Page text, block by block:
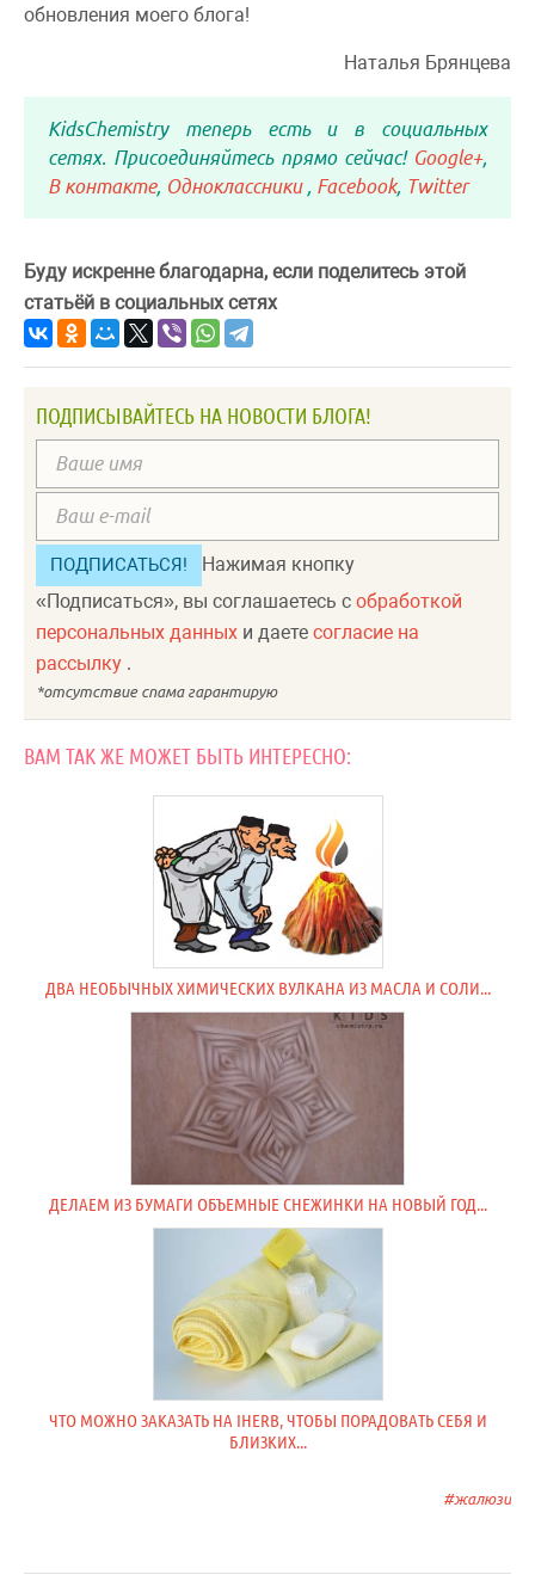
обновления моего блога!
Наталья Брянцева
KidsChemistry теперь есть и в социальных
сетях. Присоединяйтесь прямо сейчас! Google+,
В контакте, Одноклассники , Facebook, Twitter
Буду искренне благодарна, если поделитесь этой
статьёй в социальных сетях
ПОДПИСЫВАЙТЕСЬ НА НОВОСТИ БЛОГА!
Нажимая кнопку
«Подписаться», вы соглашаетесь с обработкой
персональных данных и даете согласие на
рассылку .
ВАМ ТАК ЖЕ МОЖЕТ БЫТЬ ИНТЕРЕСНО:
ДВА НЕОБЫЧНЫХ ХИМИЧЕСКИХ ВУЛКАНА ИЗ МАСЛА И СОЛИ...
ДЕЛАЕМ ИЗ БУМАГИ ОБЪЕМНЫЕ СНЕЖИНКИ НА НОВЫЙ ГОД...
ЧТО МОЖНО ЗАКАЗАТЬ НА IHERB, ЧТОБЫ ПОРАДОВАТЬ СЕБЯ И
БЛИЗКИХ...
жалюзи